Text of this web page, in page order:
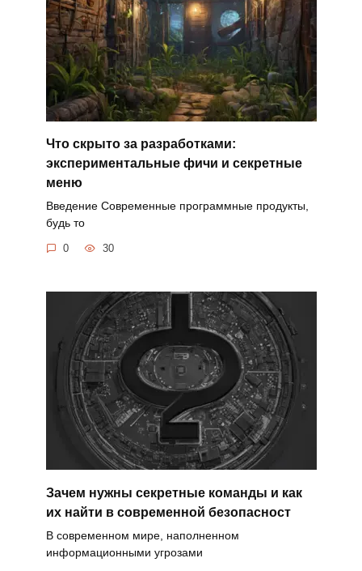
Что скрыто за разработками:
экспериментальные фичи и секретные
меню
Введение Современные программные продукты,
будь то
0 30
Зачем нужны секретные команды и как
их найти в современной безопасност
В современном мире, наполненном
информационными угрозами